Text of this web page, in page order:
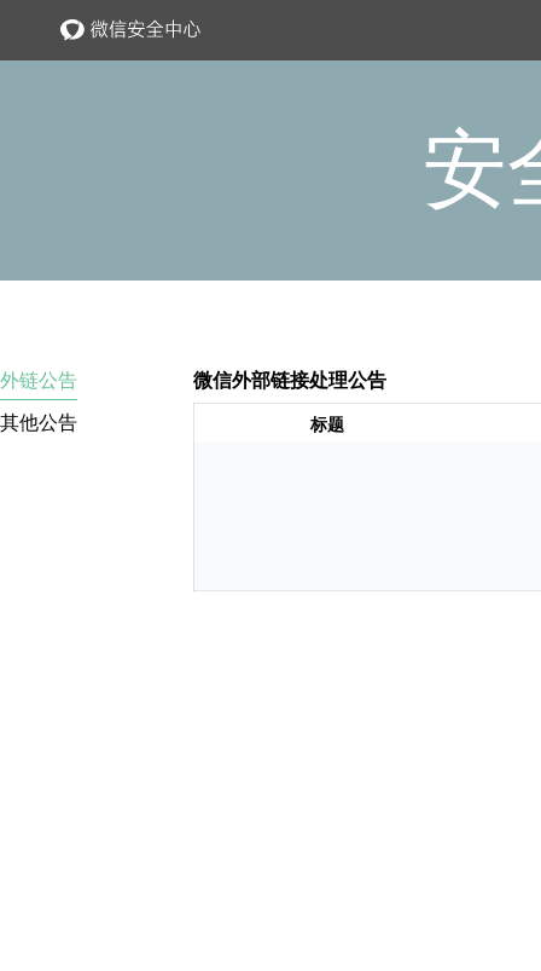
安
外链公告
其他公告
微信外部链接处理公告
标题